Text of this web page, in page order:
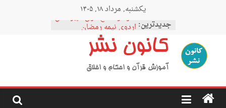
یکشنبه, مرداد ۱۸, ۱۴۰۵
جدیدترین:
نمودار مقطع فوق دبیرستان
اردوی نیمه رمضان
اردوی نیمه شعبان
اردوی غدیر
اردوی محرم
کانون نشر
آموزش قرآن و احکام و اخلاق